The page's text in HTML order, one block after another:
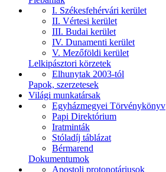
I. Székesfehérvári kerület
II. Vértesi kerület
III. Budai kerület
IV. Dunamenti kerület
V. Mezőföldi kerület
Lelkipásztori körzetek
Elhunytak 2003-tól
Papok, szerzetesek
Világi munkatársak
Egyházmegyei Törvénykönyv
Papi Direktórium
Iratminták
Stóladíj táblázat
Bérmarend
Dokumentumok
Apostoli protonotáriusok